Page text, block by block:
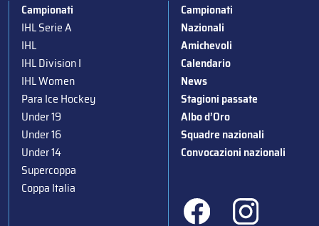
Campionati
IHL Serie A
IHL
IHL Division I
IHL Women
Para Ice Hockey
Under 19
Under 16
Under 14
Supercoppa
Coppa Italia
Campionati
Nazionali
Amichevoli
Calendario
News
Stagioni passate
Albo d’Oro
Squadre nazionali
Convocazioni nazionali